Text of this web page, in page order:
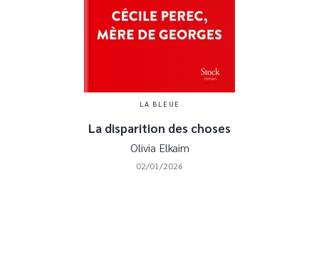
LA BLEUE
La disparition des choses
Olivia Elkaim
02/01/2026